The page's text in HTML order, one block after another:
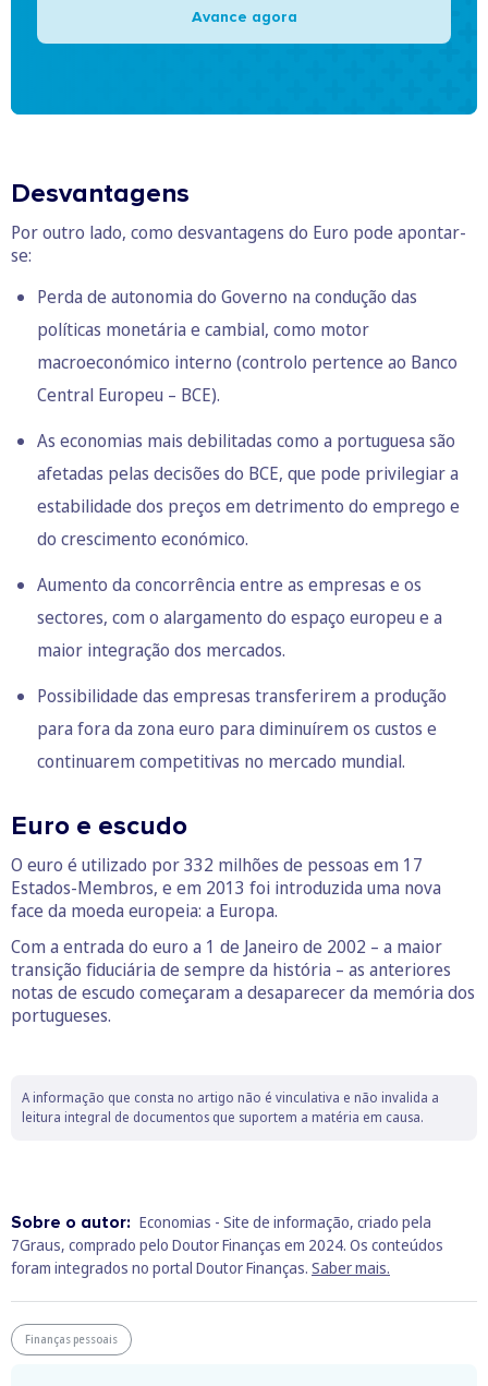
Avance agora
Desvantagens
Por outro lado, como desvantagens do Euro pode apontar-
se:
Perda de autonomia do Governo na condução das
políticas monetária e cambial, como motor
macroeconómico interno (controlo pertence ao Banco
Central Europeu – BCE).
As economias mais debilitadas como a portuguesa são
afetadas pelas decisões do BCE, que pode privilegiar a
estabilidade dos preços em detrimento do emprego e
do crescimento económico.
Aumento da concorrência entre as empresas e os
sectores, com o alargamento do espaço europeu e a
maior integração dos mercados.
Possibilidade das empresas transferirem a produção
para fora da zona euro para diminuírem os custos e
continuarem competitivas no mercado mundial.
Euro e escudo
O euro é utilizado por 332 milhões de pessoas em 17
Estados-Membros, e em 2013 foi introduzida uma nova
face da moeda europeia: a Europa.
Com a entrada do euro a 1 de Janeiro de 2002 – a maior
transição fiduciária de sempre da história – as anteriores
notas de escudo começaram a desaparecer da memória dos
portugueses.
A informação que consta no artigo não é vinculativa e não invalida a
leitura integral de documentos que suportem a matéria em causa.
Sobre o autor: Economias - Site de informação, criado pela
7Graus, comprado pelo Doutor Finanças em 2024. Os conteúdos
foram integrados no portal Doutor Finanças. Saber mais.
Finanças pessoais